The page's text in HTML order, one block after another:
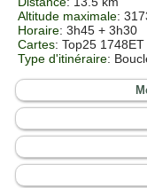
Altitude maximale:
Horaire: 3h45 + 3h30
Cartes: Top25 1748ET
Type d'itinéraire: